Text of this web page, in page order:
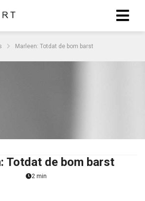
Marleen: Totdat de bom barst
Totdat de bom barst
2 min